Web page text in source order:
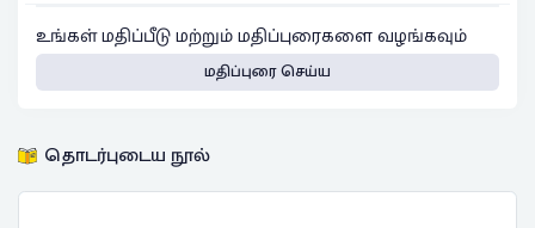
உங்கள் மதிப்பீடு மற்றும் மதிப்புரைகளை வழங்கவும்
மதிப்புரை செய்ய
தொடர்புடைய நூல்